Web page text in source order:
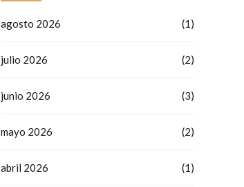
agosto 2026 (1)
julio 2026 (2)
junio 2026 (3)
mayo 2026 (2)
abril 2026 (1)